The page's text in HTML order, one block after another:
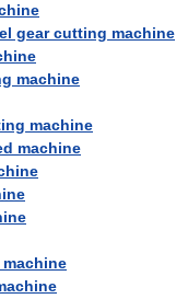
gear cutting machine
machine
machine
machine